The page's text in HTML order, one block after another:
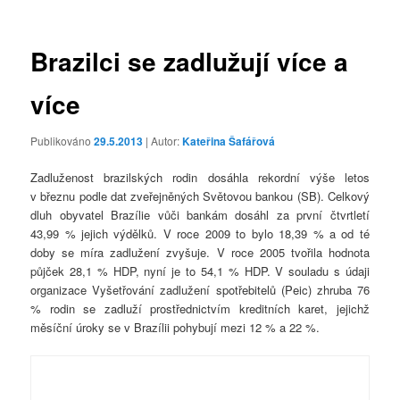
Brazilci se zadlužují více a
více
Publikováno29.5.2013 | Autor:Kateřina Šafářová
Zadluženost brazilských rodin dosáhla rekordní výše letos
v březnu podle dat zveřejněných Světovou bankou (SB). Celkový
dluh obyvatel Brazílie vůči bankám dosáhl za první čtvrtletí
43,99 % jejich výdělků. V roce 2009 to bylo 18,39 % a od té
doby se míra zadlužení zvyšuje. V roce 2005 tvořila hodnota
půjček 28,1 % HDP, nyní je to 54,1 % HDP. V souladu s údaji
organizace Vyšetřování zadlužení spotřebitelů (Peic) zhruba 76
% rodin se zadluží prostřednictvím kreditních karet, jejichž
měsíční úroky se v Brazílii pohybují mezi 12 % a 22 %.